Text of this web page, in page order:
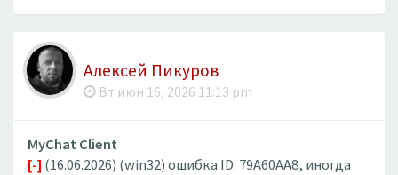
Алексей Пикуров
Вт июн 16, 2026 11:13 pm
MyChat Client
[-] (16.06.2026) (win32) ошибка ID: 79A60AA8, иногда